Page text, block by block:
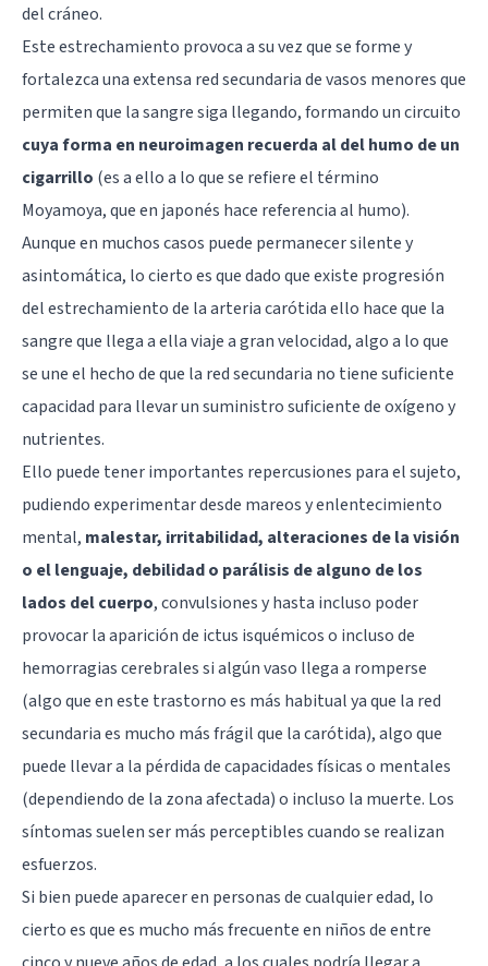
del cráneo.
Este estrechamiento provoca a su vez que se forme y
fortalezca una extensa red secundaria de vasos menores que
permiten que la sangre siga llegando, formando un circuito
cuya forma en neuroimagen recuerda al del humo de un
cigarrillo (es a ello a lo que se refiere el término
Moyamoya, que en japonés hace referencia al humo).
Aunque en muchos casos puede permanecer silente y
asintomática, lo cierto es que dado que existe progresión
del estrechamiento de la arteria carótida ello hace que la
sangre que llega a ella viaje a gran velocidad, algo a lo que
se une el hecho de que la red secundaria no tiene suficiente
capacidad para llevar un suministro suficiente de oxígeno y
nutrientes.
Ello puede tener importantes repercusiones para el sujeto,
pudiendo experimentar desde mareos y enlentecimiento
mental, malestar, irritabilidad, alteraciones de la visión
o el lenguaje, debilidad o parálisis de alguno de los
lados del cuerpo,convulsionesy hasta incluso poder
provocar la aparición de ictus isquémicos o incluso de
hemorragias cerebrales si algún vaso llega a romperse
(algo que en este trastorno es más habitual ya que la red
secundaria es mucho más frágil que la carótida), algo que
puede llevar a la pérdida de capacidades físicas o mentales
(dependiendo de la zona afectada) o incluso la muerte. Los
síntomas suelen ser más perceptibles cuando se realizan
esfuerzos.
Si bien puede aparecer en personas de cualquier edad, lo
cierto es que es mucho más frecuente en niños de entre